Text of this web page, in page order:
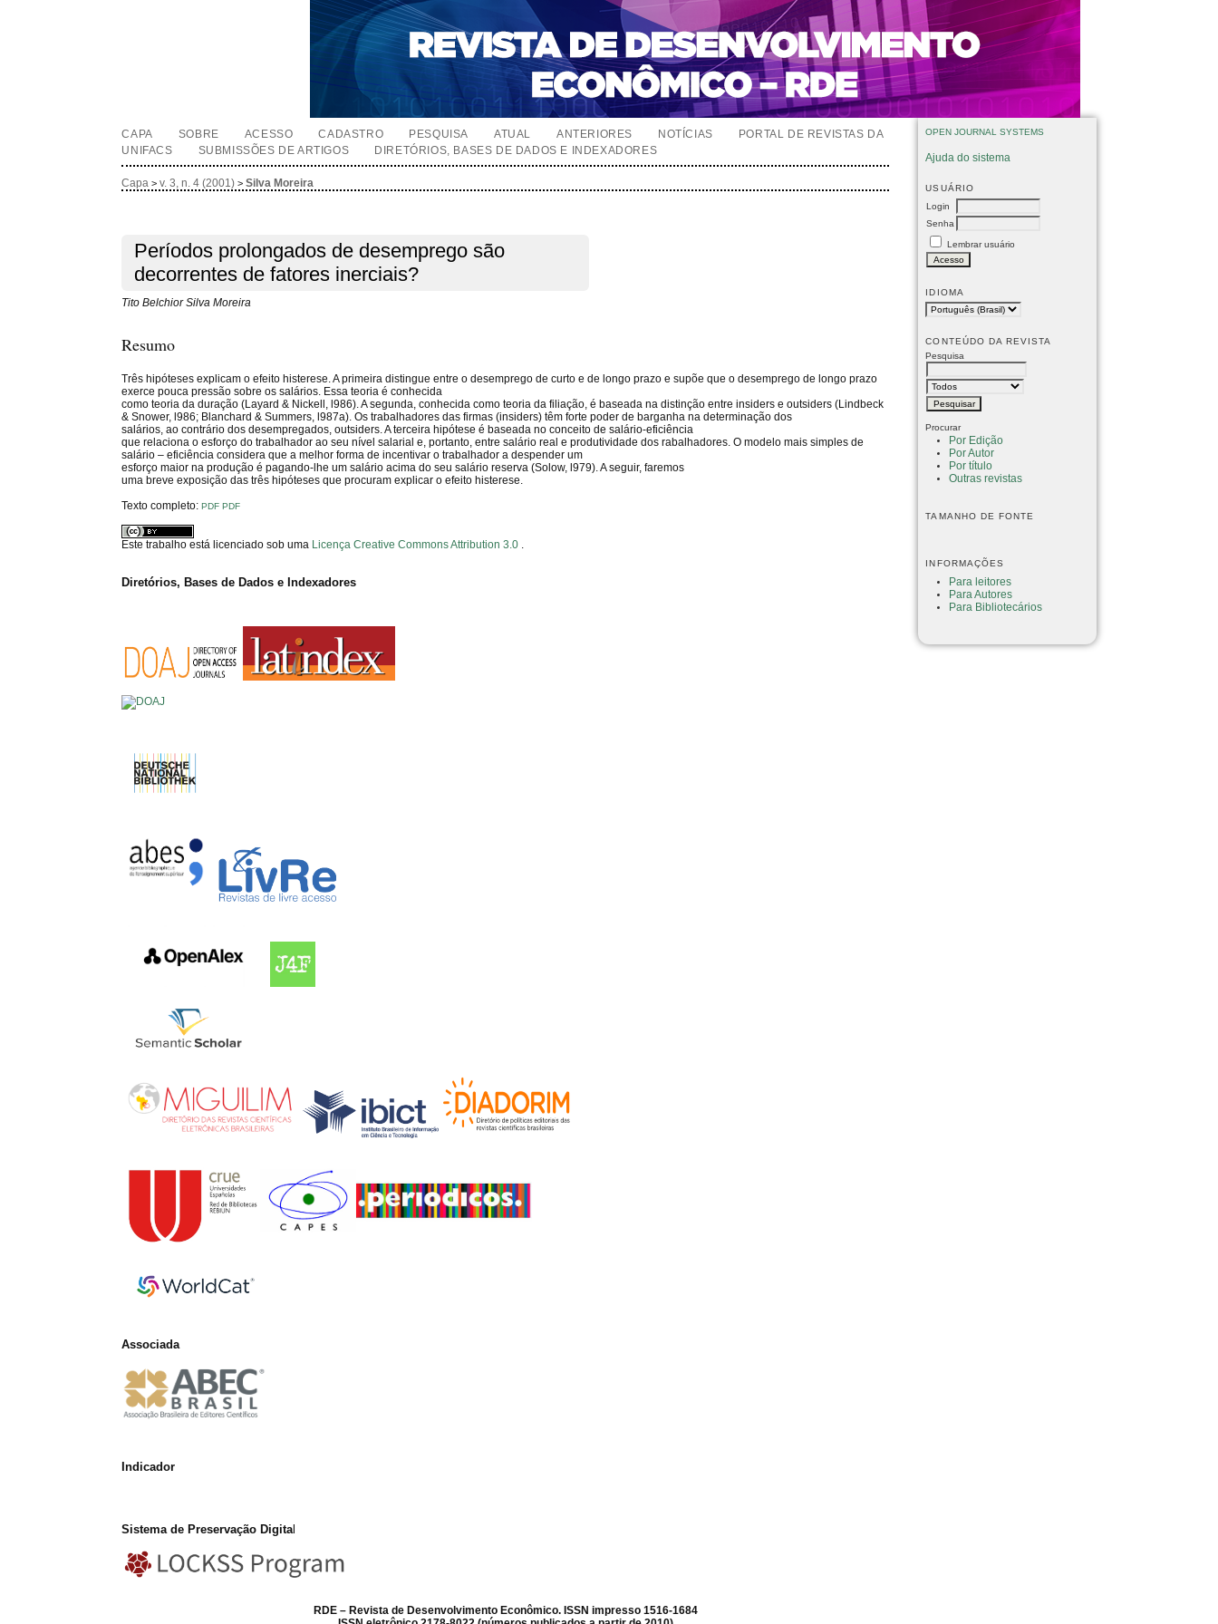
OPEN JOURNAL SYSTEMS
Ajuda do sistema
USUÁRIO
Login
Senha
Lembrar usuário
IDIOMA
CONTEÚDO DA REVISTA
Pesquisa
Procurar
Por Edição
Por Autor
Por título
Outras revistas
TAMANHO DE FONTE
INFORMAÇÕES
Para leitores
Para Autores
Para Bibliotecários
CAPA SOBRE ACESSO CADASTRO PESQUISA ATUAL ANTERIORES NOTÍCIAS
PORTAL DE REVISTAS DA
UNIFACS
SUBMISSÕES DE ARTIGOS DIRETÓRIOS, BASES DE DADOS E INDEXADORES
Capa >v. 3, n. 4 (2001) >Silva Moreira
Períodos prolongados de desemprego são
decorrentes de fatores inerciais?
Tito Belchior Silva Moreira
Resumo
Três hipóteses explicam o efeito histerese. A primeira distingue entre o desemprego de curto e de longo prazo e supõe que o desemprego de longo prazo
exerce pouca pressão sobre os salários. Essa teoria é conhecida
como teoria da duração (Layard & Nickell, l986). A segunda, conhecida como teoria da filiação, é baseada na distinção entre insiders e outsiders (Lindbeck
& Snower, l986; Blanchard & Summers, l987a). Os trabalhadores das firmas (insiders) têm forte poder de barganha na determinação dos
salários, ao contrário dos desempregados, outsiders. A terceira hipótese é baseada no conceito de salário-eficiência
que relaciona o esforço do trabalhador ao seu nível salarial e, portanto, entre salário real e produtividade dos rabalhadores. O modelo mais simples de
salário – eficiência considera que a melhor forma de incentivar o trabalhador a despender um
esforço maior na produção é pagando-lhe um salário acima do seu salário reserva (Solow, l979). A seguir, faremos
uma breve exposição das três hipóteses que procuram explicar o efeito histerese.
Texto completo:PDF PDF
Este trabalho está licenciado sob uma Licença Creative Commons Attribution 3.0
Diretórios, Bases de Dados e Indexadores
Associada
Indicador
Sistema de Preservação Digital
RDE – Revista de Desenvolvimento Econômico. ISSN impresso 1516-1684